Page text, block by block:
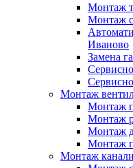
Монтаж
Монтаж
Иваново
Замена
Монтаж
Монтаж
Монтаж
Монтаж
Монтаж
Монтаж